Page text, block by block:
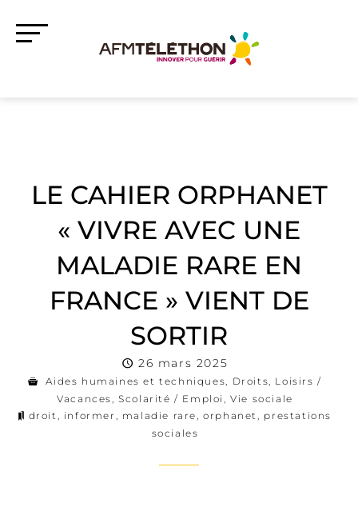
LE CAHIER ORPHANET
« VIVRE AVEC UNE
MALADIE RARE EN
FRANCE » VIENT DE
SORTIR
26 mars 2025
Aides humaines et techniques, Droits, Loisirs /
Vacances,Scolarité / Emploi ,Vie sociale
droit, informer , maladie rare,orphanet, prestations
sociales